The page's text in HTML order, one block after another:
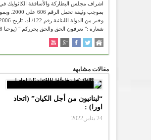
اشراف مجلس البطاركة والأساقفة الكاثوليك في
بموجب وثيقة
شعاره :" تعرفون الحق والحق يحرركم " (يوحنا 8:38 ).
مقالات مشابهة
“لبنانيون من أجل الكيان” (اتحاد
اورا) :
24 يناير,2022